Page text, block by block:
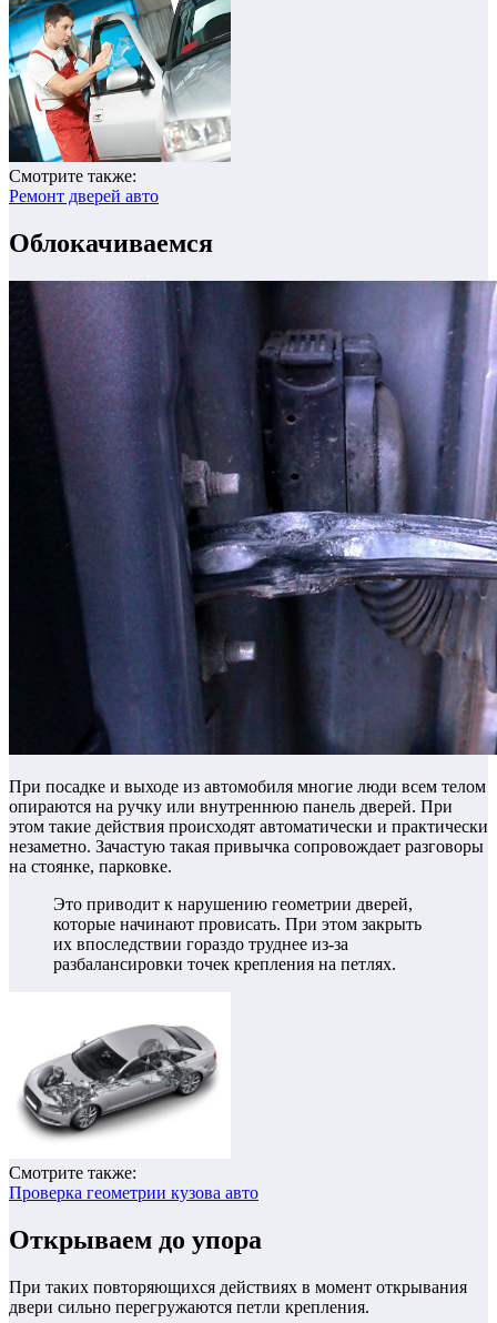
Смотрите также:
Ремонт дверей авто
Облокачиваемся
При посадке и выходе из автомобиля многие люди всем телом
опираются на ручку или внутреннюю панель дверей. При
этом такие действия происходят автоматически и практически
незаметно. Зачастую такая привычка сопровождает разговоры
на стоянке, парковке.
Это приводит к нарушению геометрии дверей,
которые начинают провисать. При этом закрыть
их впоследствии гораздо труднее из-за
разбалансировки точек крепления на петлях.
Смотрите также:
Проверка геометрии кузова авто
Открываем до упора
При таких повторяющихся действиях в момент открывания
двери сильно перегружаются петли крепления.